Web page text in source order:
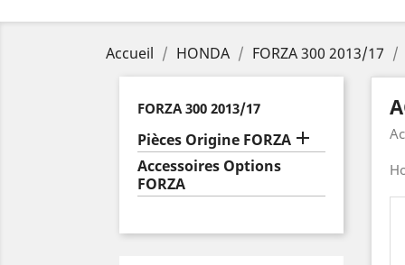
Accueil HONDA FORZA 300 2013/17
FORZA 300 2013/17
Pièces Origine FORZA 
Accessoires Options
FORZA